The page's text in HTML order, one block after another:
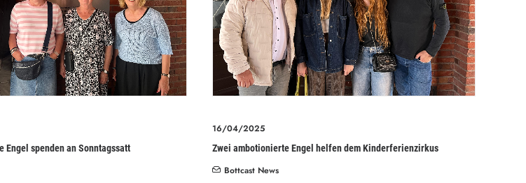
Engel spenden an Sonntagssatt
16/04/2025
Zwei ambotionierte Engel helfen dem Kinderferienzirkus
Bottcast News